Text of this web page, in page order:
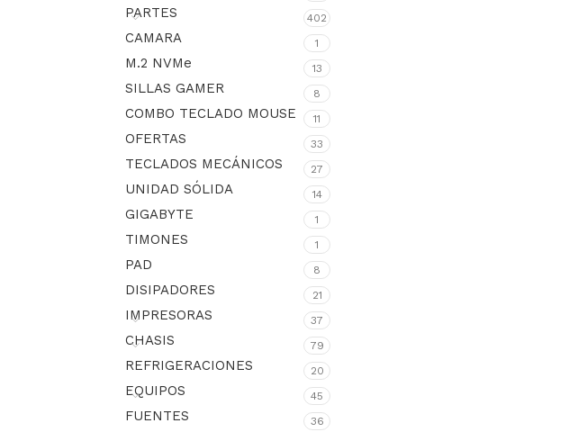
PARTES 402
CAMARA 1
M.2 NVMe 13
SILLAS GAMER 8
COMBO TECLADO MOUSE 11
OFERTAS 33
TECLADOS MECÁNICOS 27
UNIDAD SÓLIDA 14
GIGABYTE 1
TIMONES 1
PAD 8
DISIPADORES 21
IMPRESORAS 37
CHASIS 79
REFRIGERACIONES 20
EQUIPOS 45
FUENTES 36